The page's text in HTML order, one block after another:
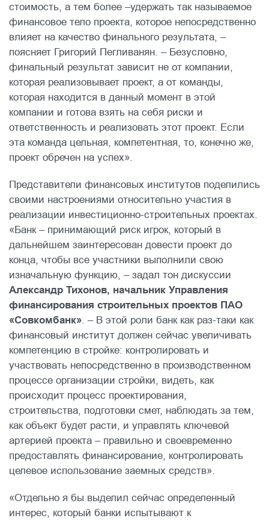
стоимость, а тем более –удержать так называемое
финансовое тело проекта, которое непосредственно
влияет на качество финального результата, –
поясняет Григорий Пегливанян. – Безусловно,
финальный результат зависит не от компании,
которая реализовывает проект, а от команды,
которая находится в данный момент в этой
компании и готова взять на себя риски и
ответственность и реализовать этот проект. Если
эта команда цельная, компетентная, то, конечно же,
проект обречен на успех».
Представители финансовых институтов поделились
своими настроениями относительно участия в
реализации инвестиционно-строительных проектах.
«Банк – принимающий риск игрок, который в
дальнейшем заинтересован довести проект до
конца, чтобы все участники выполнили свою
изначальную функцию, – задал тон дискуссии
Александр Тихонов, начальник Управления
финансирования строительных проектов ПАО
«Совкомбанк» . – В этой роли банк как раз-таки как
финансовый институт должен сейчас увеличивать
компетенцию в стройке: контролировать и
участвовать непосредственно в производственном
процессе организации стройки, видеть, как
происходит процесс проектирования,
строительства, подготовки смет, наблюдать за тем,
как объект будет расти, и управлять ключевой
артерией проекта – правильно и своевременно
предоставлять финансирование, контролировать
целевое использование заемных средств».
«Отдельно я бы выделил сейчас определенный
интерес, который банки испытывают к